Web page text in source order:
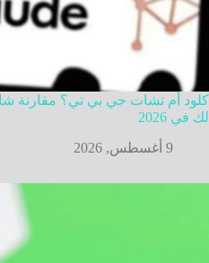
كلود أم تشات جي بي تي؟ مقارنة
لك في 2026
9 أغسطس, 2026